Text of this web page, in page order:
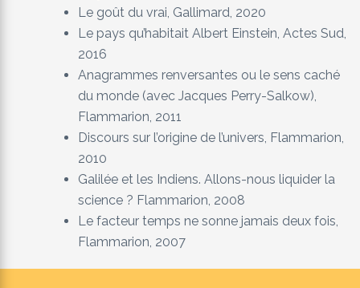
Le goût du vrai, Gallimard, 2020
Le pays qu’habitait Albert Einstein, Actes Sud,
2016
Anagrammes renversantes ou le sens caché
du monde (avec Jacques Perry-Salkow),
Flammarion, 2011
Discours sur l’origine de l’univers, Flammarion,
2010
Galilée et les Indiens. Allons-nous liquider la
science ? Flammarion, 2008
Le facteur temps ne sonne jamais deux fois,
Flammarion, 2007